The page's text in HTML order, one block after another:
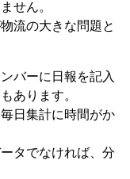
せん。
流の大きな問題と
バーに日報を記入
あります。
日集計に時間がか
タでなければ、分